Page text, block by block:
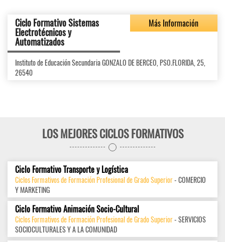
Ciclo Formativo Sistemas
Electrotécnicos y
Automatizados
Más Información
Instituto de Educación Secundaria GONZALO DE BERCEO, PSO.FLORIDA, 25,
26540
LOS MEJORES CICLOS FORMATIVOS
Ciclo Formativo Transporte y Logística
Ciclos Formativos de Formación Profesional de Grado Superior- COMERCIO
Y MARKETING
Ciclo Formativo Animación Socio-Cultural
Ciclos Formativos de Formación Profesional de Grado Superior- SERVICIOS
SOCIOCULTURALES Y A LA COMUNIDAD